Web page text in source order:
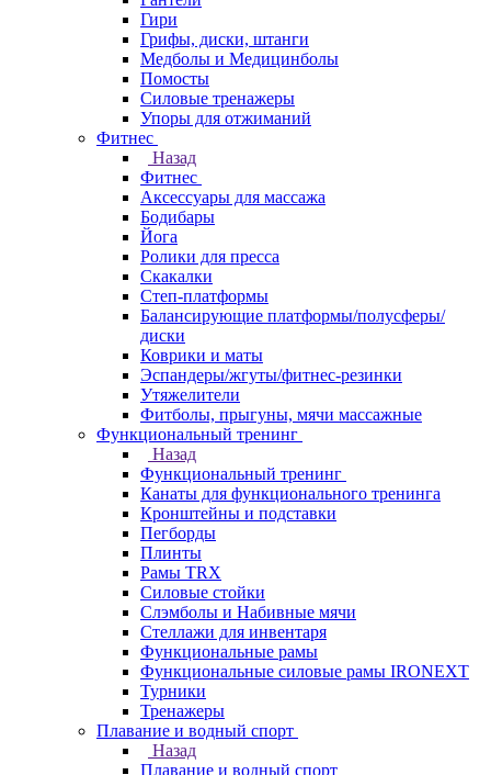
Гири
Грифы, диски, штанги
Медболы и Медицинболы
Помосты
Силовые тренажеры
Упоры для отжиманий
Фитнес
Назад
Фитнес
Аксессуары для массажа
Бодибары
Йога
Ролики для пресса
Скакалки
Степ-платформы
Балансирующие платформы/полусферы/
диски
Коврики и маты
Эспандеры/жгуты/фитнес-резинки
Утяжелители
Фитболы, прыгуны, мячи массажные
Функциональный тренинг
Назад
Функциональный тренинг
Канаты для функционального тренинга
Кронштейны и подставки
Пегборды
Плинты
Рамы TRX
Силовые стойки
Слэмболы и Набивные мячи
Стеллажи для инвентаря
Функциональные рамы
Функциональные силовые рамы IRONEXT
Турники
Тренажеры
Плавание и водный спорт
Назад
Плавание и водный спорт